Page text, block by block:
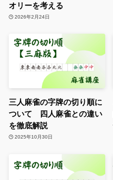
オリーを考える
2026年2月24日
三人麻雀の字牌の切り順に
ついて 四人麻雀との違い
を徹底解説
2025年10月30日